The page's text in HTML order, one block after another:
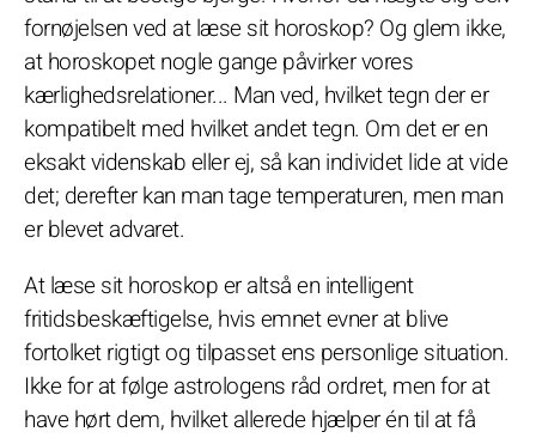
fornøjelsen ved at læse sit horoskop? Og glem ikke,
at horoskopet nogle gange påvirker vores
kærlighedsrelationer... Man ved, hvilket tegn der er
kompatibelt med hvilket andet tegn. Om det er en
eksakt videnskab eller ej, så kan individet lide at vide
det; derefter kan man tage temperaturen, men man
er blevet advaret.
At læse sit horoskop er altså en intelligent
fritidsbeskæftigelse, hvis emnet evner at blive
fortolket rigtigt og tilpasset ens personlige situation.
Ikke for at følge astrologens råd ordret, men for at
have hørt dem, hvilket allerede hjælper én til at få